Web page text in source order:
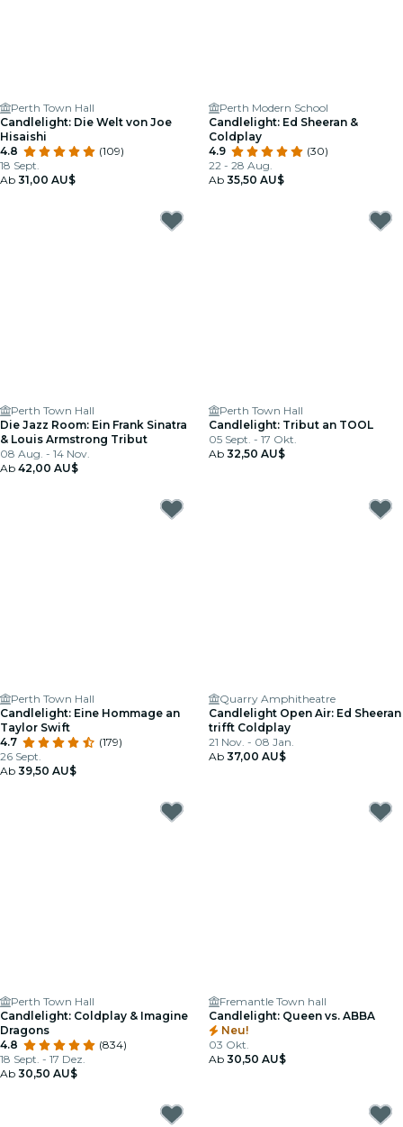
Perth Town Hall
Candlelight: Die Welt von Joe
Hisaishi
4.8
(109)
18 Sept.
Ab 31,00 AU$
Perth Modern School
Candlelight: Ed Sheeran &
Coldplay
4.9
(30)
22 - 28 Aug.
Ab 35,50 AU$
Perth Town Hall
Die Jazz Room: Ein Frank Sinatra
& Louis Armstrong Tribut
08 Aug. - 14 Nov.
Ab 42,00 AU$
Perth Town Hall
Candlelight: Tribut an TOOL
05 Sept. - 17 Okt.
Ab 32,50 AU$
Perth Town Hall
Candlelight: Eine Hommage an
Taylor Swift
4.7
(179)
26 Sept.
Ab 39,50 AU$
Quarry Amphitheatre
Candlelight Open Air: Ed Sheeran
trifft Coldplay
21 Nov. - 08 Jan.
Ab 37,00 AU$
Perth Town Hall
Candlelight: Coldplay & Imagine
Dragons
4.8
(834)
18 Sept. - 17 Dez.
Ab 30,50 AU$
Fremantle Town hall
Candlelight: Queen vs. ABBA
Neu!
03 Okt.
Ab 30,50 AU$